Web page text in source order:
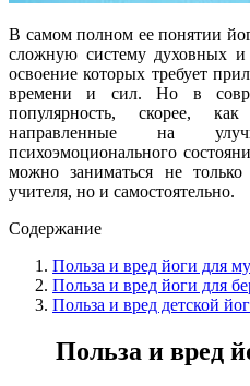
В самом полном ее понятии
сложную систему духовных и
освоение которых требует
времени и сил. Но в
популярность, скорее, как
направленные на
психоэмоционального
можно заниматься не
учителя, но и самостоятельно.
Содержание
Польза и вред йоги для
Польза и вред йоги для
Польза и вред детской
Польза и вред